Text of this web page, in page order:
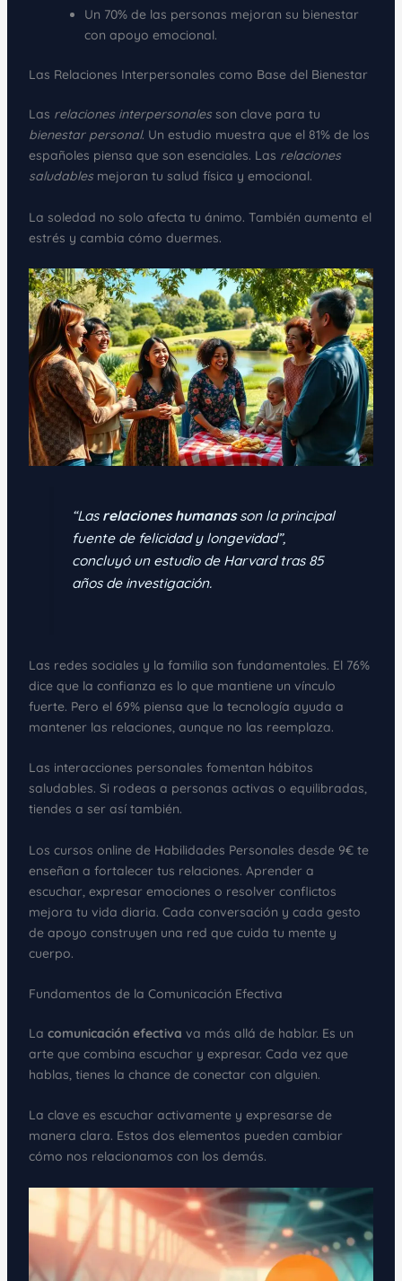
Un 70% de las personas mejoran su bienestar
con apoyo emocional.
Las Relaciones Interpersonales como Base del Bienestar
Las relaciones interpersonalesson clave para tu
bienestar personal. Un estudio muestra que el 81% de los
españoles piensa que son esenciales. Las relaciones
saludablesmejoran tu salud física y emocional.
La soledad no solo afecta tu ánimo. También aumenta el
estrés y cambia cómo duermes.
“Las relaciones humanasson la principal
fuente de felicidad y longevidad”,
concluyó un estudio de Harvard tras 85
años de investigación.
Las redes sociales y la familia son fundamentales. El 76%
dice que la confianza es lo que mantiene un vínculo
fuerte. Pero el 69% piensa que la tecnología ayuda a
mantener las relaciones, aunque no las reemplaza.
Las interacciones personales fomentan hábitos
saludables. Si rodeas a personas activas o equilibradas,
tiendes a ser así también.
Los cursos online de Habilidades Personales desde 9€ te
enseñan a fortalecer tus relaciones. Aprender a
escuchar, expresar emociones o resolver conflictos
mejora tu vida diaria. Cada conversación y cada gesto
de apoyo construyen una red que cuida tu mente y
cuerpo.
Fundamentos de la Comunicación Efectiva
La comunicación efectiva va más allá de hablar. Es un
arte que combina escuchar y expresar. Cada vez que
hablas, tienes la chance de conectar con alguien.
La clave es escuchar activamente y expresarse de
manera clara. Estos dos elementos pueden cambiar
cómo nos relacionamos con los demás.